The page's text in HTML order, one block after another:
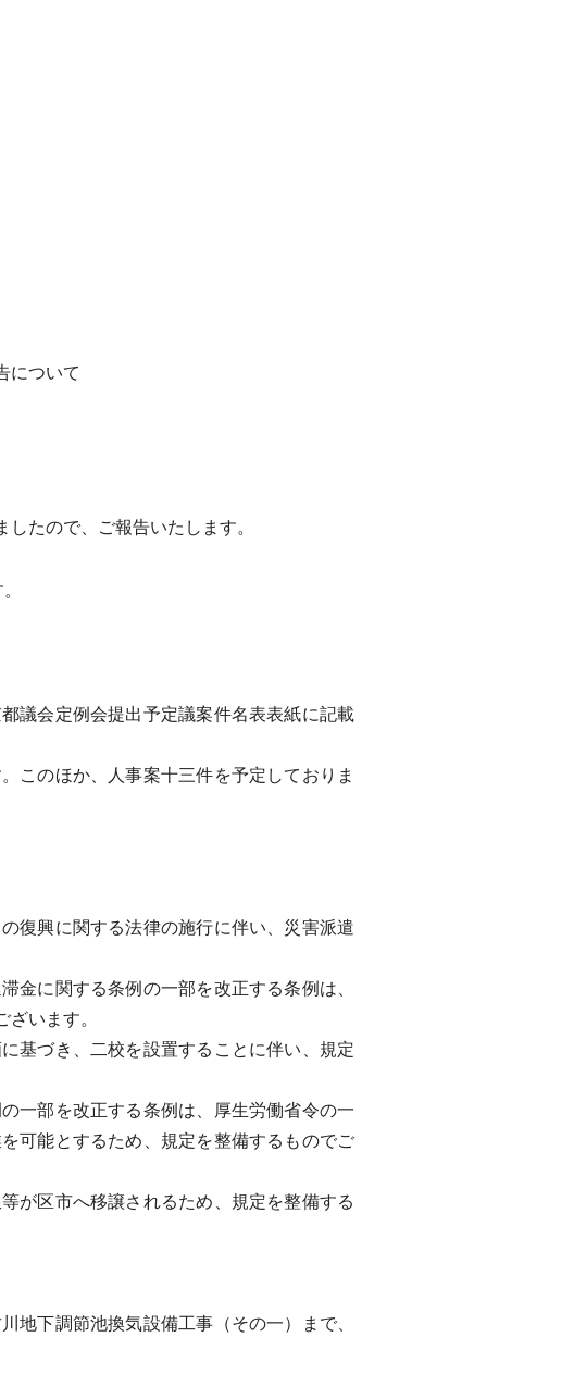
について
たので、ご報告いたします。
議会定例会提出予定議案件名表表紙に記載
このほか、人事案十三件を予定しておりま
復興に関する法律の施行に伴い、災害派遣
に関する条例の一部を改正する条例は、
います。
基づき、二校を設置することに伴い、規定
一部を改正する条例は、厚生労働省令の一
可能とするため、規定を整備するものでご
が区市へ移譲されるため、規定を整備する
下調節池換気設備工事（その一）まで、